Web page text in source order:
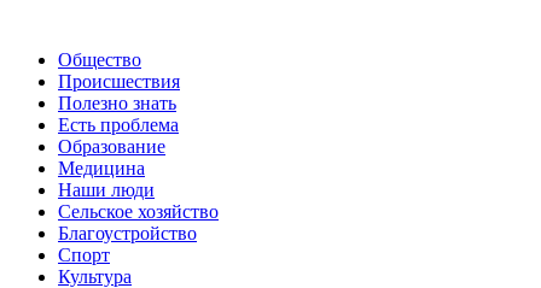
Общество
Происшествия
Полезно знать
Есть проблема
Образование
Медицина
Наши люди
Сельское хозяйство
Благоустройство
Спорт
Культура